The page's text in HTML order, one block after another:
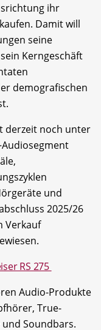
ihr
Damit will
seine
Kerngeschäft
demografischen
derzeit noch unter
und
2025/26
Verkauf
RS 275
Audio-Produkte
True-
Soundbars.